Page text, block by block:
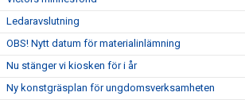
Ledaravslutning
OBS! Nytt datum för materialinlämning
Nu stänger vi kiosken för i år
Ny konstgräsplan för ungdomsverksamheten